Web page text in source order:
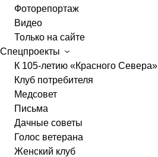
Фоторепортаж
Видео
Только на сайте
Спецпроекты
К 105-летию «Красного Севера»
Клуб потребителя
Медсовет
Письма
Дачные советы
Голос ветерана
Женский клуб